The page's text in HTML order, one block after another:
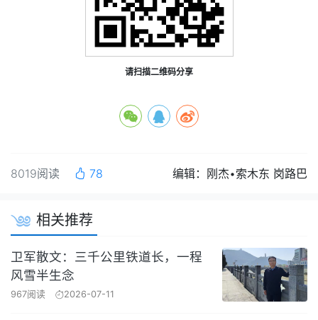
请扫描二维码分享
8019阅读 78 编辑：刚杰•索木东 岗路巴
相关推荐
卫军散文：三千公里铁道长，一程
风雪半生念
967阅读 2026-07-11